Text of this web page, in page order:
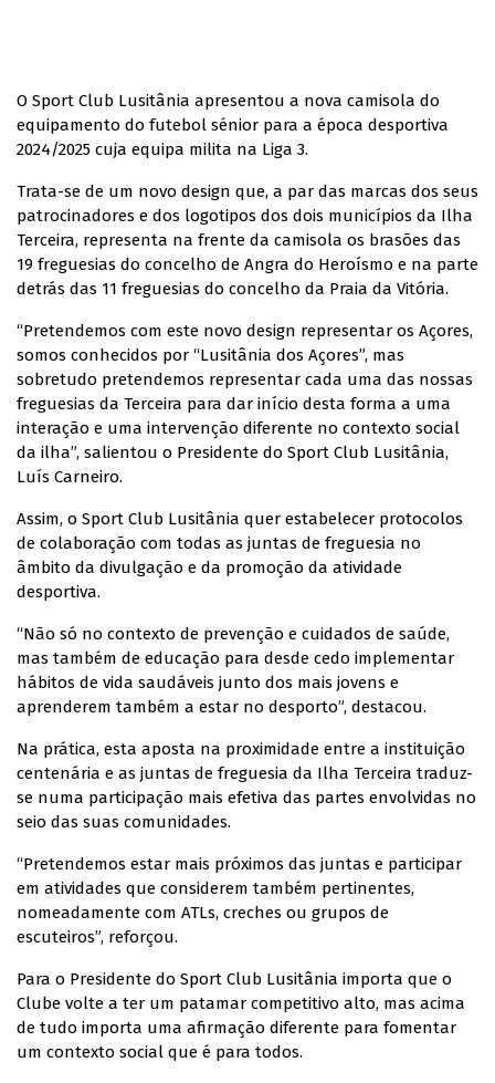
O Sport Club Lusitânia apresentou a nova camisola do
equipamento do futebol sénior para a época desportiva
2024/2025 cuja equipa milita na Liga 3.
Trata-se de um novo design que, a par das marcas dos seus
patrocinadores e dos logotipos dos dois municípios da Ilha
Terceira, representa na frente da camisola os brasões das
19 freguesias do concelho de Angra do Heroísmo e na parte
detrás das 11 freguesias do concelho da Praia da Vitória.
“Pretendemos com este novo design representar os Açores,
somos conhecidos por “Lusitânia dos Açores”, mas
sobretudo pretendemos representar cada uma das nossas
freguesias da Terceira para dar início desta forma a uma
interação e uma intervenção diferente no contexto social
da ilha”, salientou o Presidente do Sport Club Lusitânia,
Luís Carneiro.
Assim, o Sport Club Lusitânia quer estabelecer protocolos
de colaboração com todas as juntas de freguesia no
âmbito da divulgação e da promoção da atividade
desportiva.
“Não só no contexto de prevenção e cuidados de saúde,
mas também de educação para desde cedo implementar
hábitos de vida saudáveis junto dos mais jovens e
aprenderem também a estar no desporto”, destacou.
Na prática, esta aposta na proximidade entre a instituição
centenária e as juntas de freguesia da Ilha Terceira traduz-
se numa participação mais efetiva das partes envolvidas no
seio das suas comunidades.
“Pretendemos estar mais próximos das juntas e participar
em atividades que considerem também pertinentes,
nomeadamente com ATLs, creches ou grupos de
escuteiros”, reforçou.
Para o Presidente do Sport Club Lusitânia importa que o
Clube volte a ter um patamar competitivo alto, mas acima
de tudo importa uma afirmação diferente para fomentar
um contexto social que é para todos.